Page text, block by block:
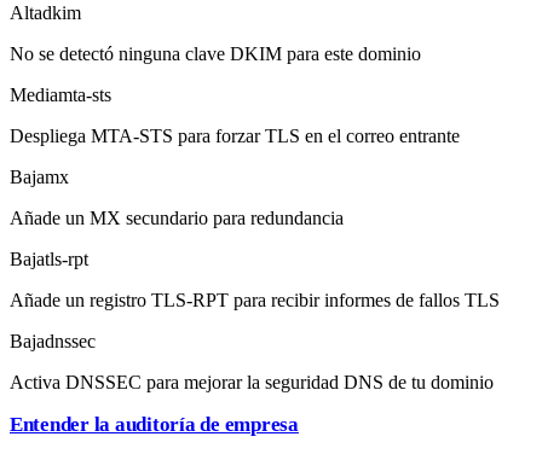
Altadkim
No se detectó ninguna clave DKIM para este dominio
Mediamta-sts
Despliega MTA-STS para forzar TLS en el correo entrante
Bajamx
Añade un MX secundario para redundancia
Bajatls-rpt
Añade un registro TLS-RPT para recibir informes de fallos TLS
Bajadnssec
Activa DNSSEC para mejorar la seguridad DNS de tu dominio
Entender la auditoría de empresa